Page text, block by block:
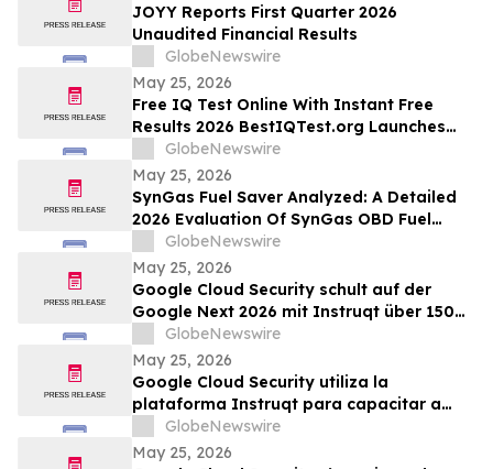
JOYY Reports First Quarter 2026
Unaudited Financial Results
GlobeNewswire
May 25, 2026
Free IQ Test Online With Instant Free
Results 2026 BestIQTest.org Launches
Enhanced IQ Testing Platform!
GlobeNewswire
May 25, 2026
SynGas Fuel Saver Analyzed: A Detailed
2026 Evaluation Of SynGas OBD Fuel
Saver Trending In The United States
GlobeNewswire
May 25, 2026
Google Cloud Security schult auf der
Google Next 2026 mit Instruqt über 150
Fachkräfte in agentischer KI
GlobeNewswire
May 25, 2026
Google Cloud Security utiliza la
plataforma Instruqt para capacitar a
más de 150 profesionales en IA agéntica
durante Google Next 2026
GlobeNewswire
May 25, 2026